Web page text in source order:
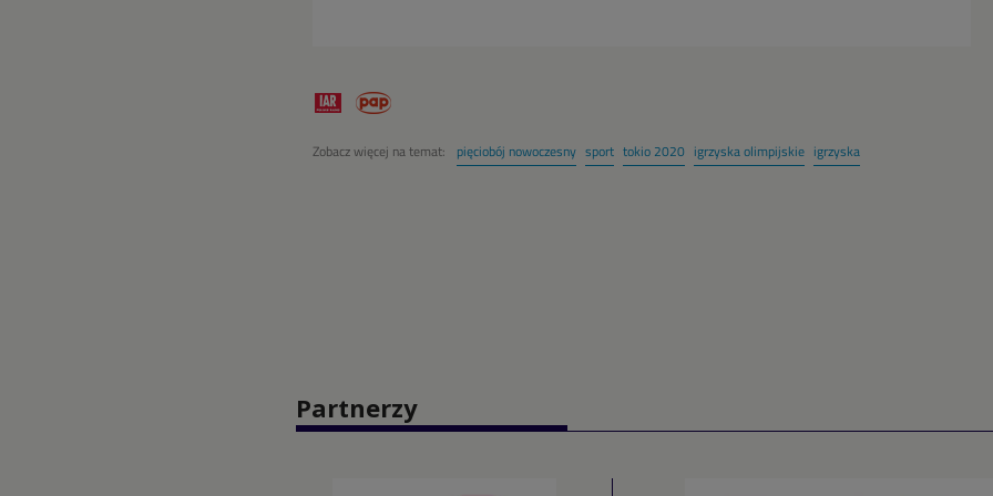
Zobacz więcej na temat: pięciobój nowoczesny sport tokio 2020 igrzyska olimpijskie igrzyska
Partnerzy